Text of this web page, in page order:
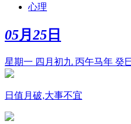
心理
05月 25 日
星期一 四月初九 丙午马年 癸
日值月破,大事不宜